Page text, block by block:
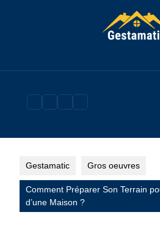
Gestamatic Gros oeuvres
Comment Préparer Son Terrain
d’une Maison ?